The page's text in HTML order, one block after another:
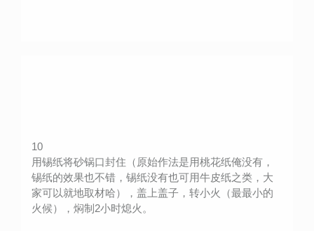
10
用锡纸将砂锅口封住（原始作法是用桃花纸俺没有，
锡纸的效果也不错，锡纸没有也可用牛皮纸之类，大
家可以就地取材哈），盖上盖子，转小火（最最小的
火候），焖制2小时熄火。